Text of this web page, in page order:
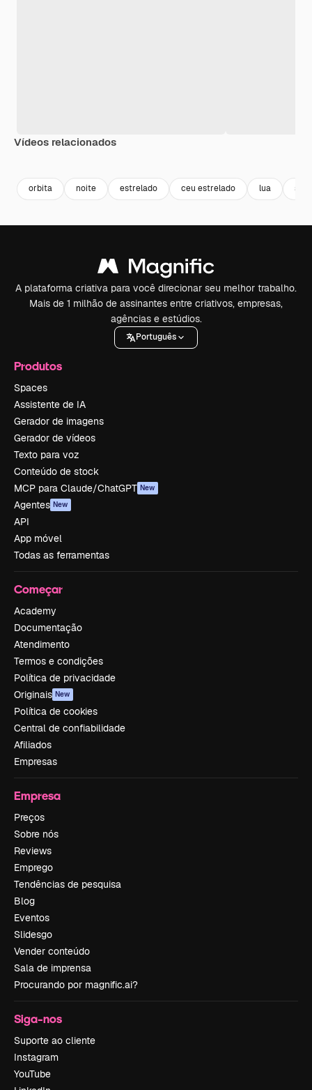
Vídeos relacionados
orbita noite estrelado ceu estrelado lua
A plataforma criativa para você direcionar seu melhor trabalho.
Mais de 1 milhão de assinantes entre criativos, empresas,
agências e estúdios.
Português
Produtos
Spaces
Assistente de IA
Gerador de imagens
Gerador de vídeos
Texto para voz
Conteúdo de stock
MCP para Claude/ChatGPT New
Agentes New
API
App móvel
Todas as ferramentas
Começar
Academy
Documentação
Atendimento
Termos e condições
Política de privacidade
Originais New
Política de cookies
Central de confiabilidade
Afiliados
Empresas
Empresa
Preços
Sobre nós
Reviews
Emprego
Tendências de pesquisa
Blog
Eventos
Slidesgo
Vender conteúdo
Sala de imprensa
Procurando por magnific.ai?
Siga-nos
Suporte ao cliente
Instagram
YouTube